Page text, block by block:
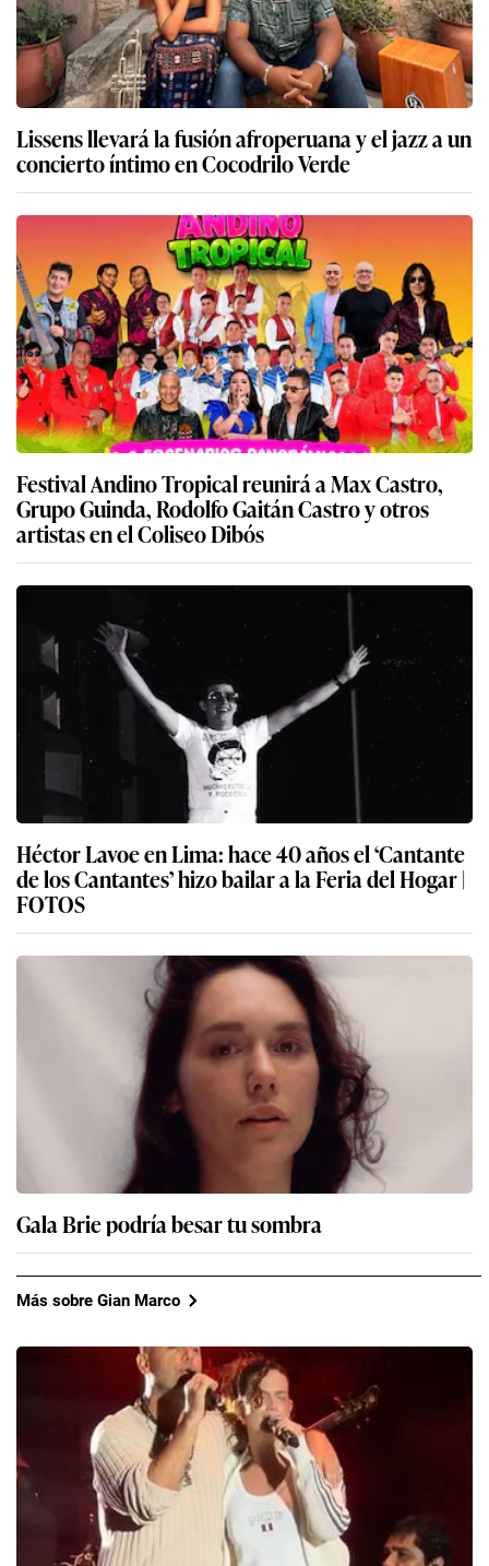
Lissens llevará la fusión afroperuana y el jazz a un
concierto íntimo en Cocodrilo Verde
Festival Andino Tropical reunirá a Max Castro,
Grupo Guinda, Rodolfo Gaitán Castro y otros
artistas en el Coliseo Dibós
Héctor Lavoe en Lima: hace 40 años el ‘Cantante
de los Cantantes’ hizo bailar a la Feria del Hogar |
FOTOS
Gala Brie podría besar tu sombra
Más sobre Gian Marco